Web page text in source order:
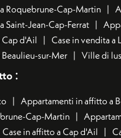
Roquebrune-Cap-Martin
Saint-Jean-Cap-Ferrat
d'Ail
Case in vendita a
sur-Mer
Ville di
:
Appartamenti in affitto a
Cap-Martin
Case in affitto a Cap d'Ail